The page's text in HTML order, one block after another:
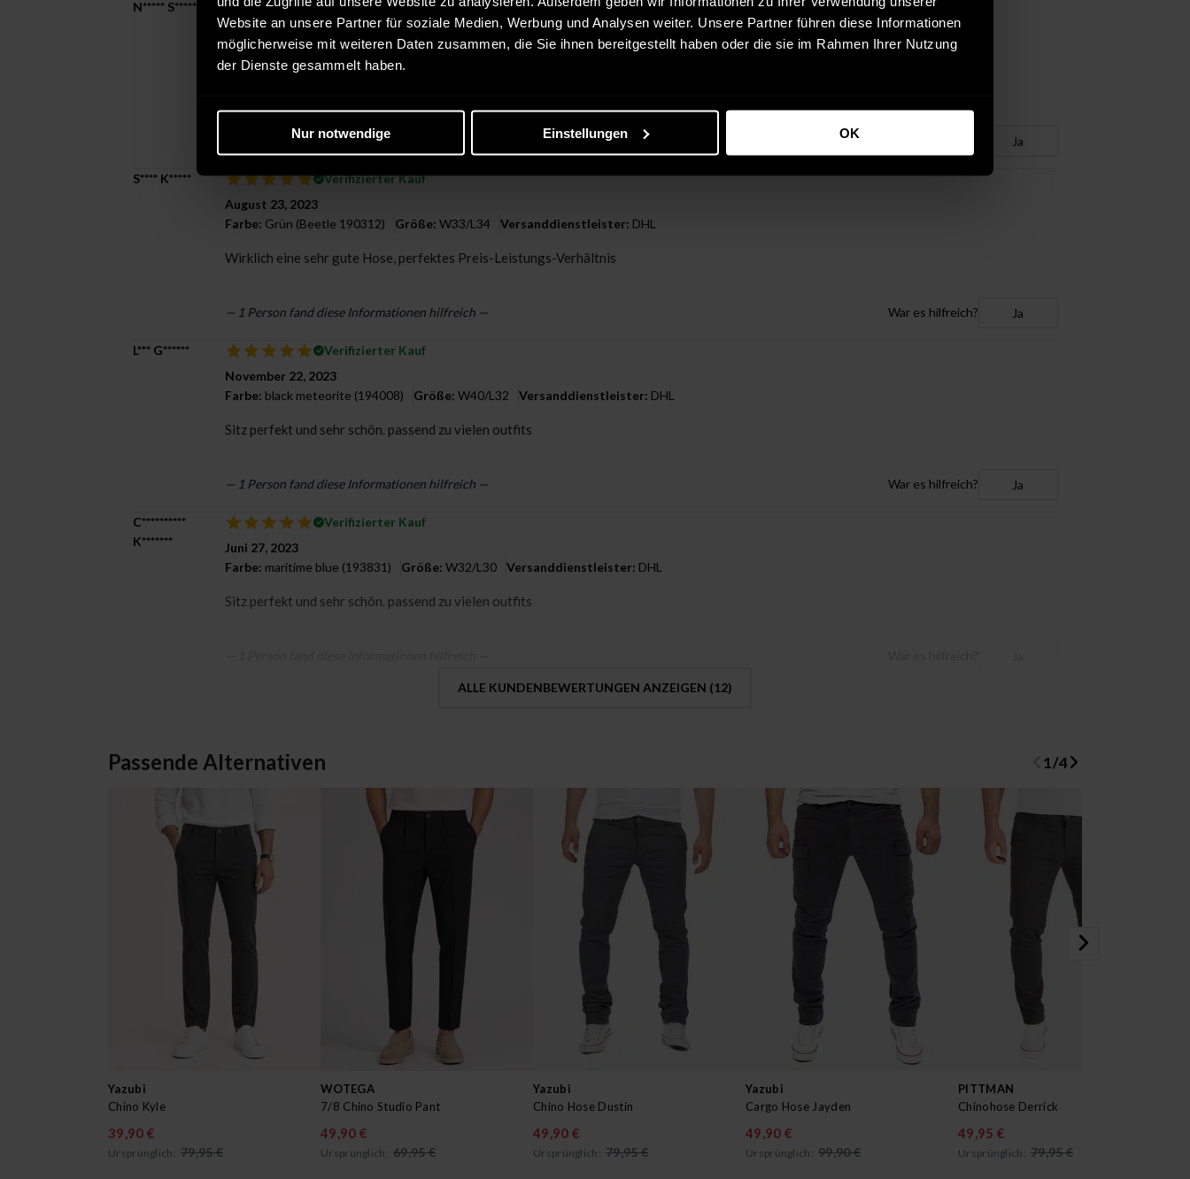
Website an unsere Partner für soziale Medien, Werbung und Analysen weiter. Unsere Partner führen diese Informationen
möglicherweise mit weiteren Daten zusammen, die Sie ihnen bereitgestellt haben oder die sie im Rahmen Ihrer Nutzung
der Dienste gesammelt haben.
Nur notwendige Einstellungen OK
N***** S*****
Verifizierter Kauf
November 03, 2023
Farbe: black meteorite (194008) Größe:W32/L32 Versanddienstleister:DHL
— 1 Person fand diese Informationen hilfreich — Ja
S**** K*****
Verifizierter Kauf
August 23, 2023
Farbe: Grün (Beetle 190312) Größe: W33/L34 Versanddienstleister: DHL
Wirklich eine sehr gute Hose, perfektes Preis-Leistungs-Verhältnis
— 1 Person fand diese Informationen hilfreich — War es hilfreich? Ja
L*** G******
Verifizierter Kauf
November 22, 2023
Farbe: black meteorite (194008) Größe: W40/L32 Versanddienstleister: DHL
Sitz perfekt und sehr schön. passend zu vielen outfits
— 1 Person fand diese Informationen hilfreich — War es hilfreich? Ja
C**********
K*******
Verifizierter Kauf
Juni 27, 2023
Farbe: maritime blue (193831) Größe: W32/L30 Versanddienstleister: DHL
Sitz perfekt und sehr schön. passend zu vielen outfits
ALLE KUNDENBEWERTUNGEN ANZEIGEN (12)
Passende Alternativen 1/4
Yazubi
Chino Kyle
39,90 €
Ursprünglich: 79,95 €
WOTEGA
7/8 Chino Studio Pant
49,90 €
Ursprünglich: 69,95 €
Yazubi
Chino Hose Dustin
49,90 €
Ursprünglich: 79,95 €
Yazubi
Cargo Hose Jayden
49,90 €
Ursprünglich: 99,90 €
PITTMAN
Chinohose Derrick
49,95 €
Ursprünglich: 79,95 €